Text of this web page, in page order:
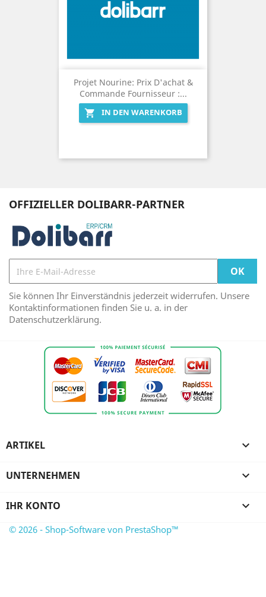
Projet Nourine: Prix D'achat &
Commande Fournisseur :...

IN DEN WARENKORB
OFFIZIELLER DOLIBARR-PARTNER
Sie können Ihr Einverständnis jederzeit widerrufen. Unsere
Kontaktinformationen finden Sie u. a. in der
Datenschutzerklärung.
ARTIKEL 
UNTERNEHMEN 
IHR KONTO 
© 2026 - Shop-Software von PrestaShop™